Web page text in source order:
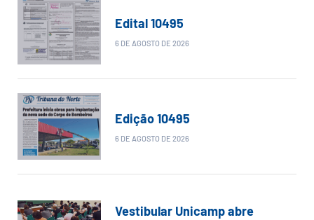
Edital 10495
6 DE AGOSTO DE 2026
Edição 10495
6 DE AGOSTO DE 2026
Vestibular Unicamp abre